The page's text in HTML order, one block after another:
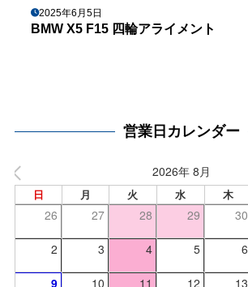
2025年6月5日
BMW X5 F15 四輪アライメント
営業日カレンダー
2026年 8月
日 月 火 水 木
26 27 28 29 30
2 3 4 5 6
9 10 11 12 13